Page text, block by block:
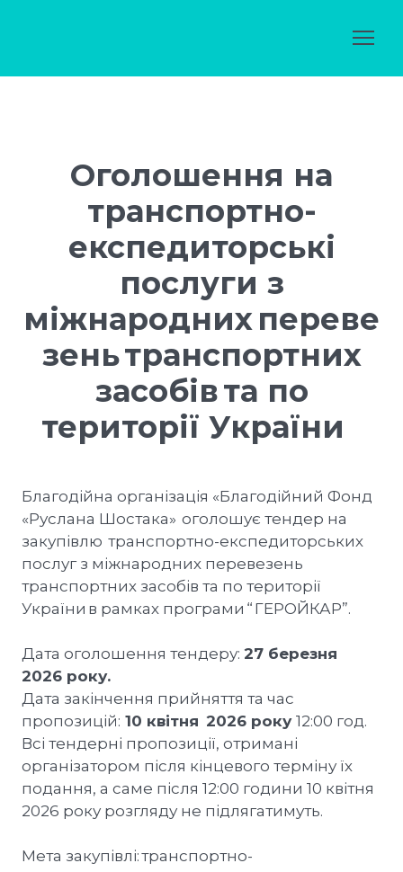
Оголошення на
транспортно-
експедиторські
послуги з
міжнародних переве
зень транспортних
засобів та по
території України
Благодійна організація «Благодійний Фонд
«Руслана Шостака» оголошує тендер на
закупівлю транспортно-експедиторських
послуг з міжнародних перевезень
транспортних засобів та по території
України в рамках програми “ ГЕРОЙКАР”.
Дата оголошення тендеру: 27 березня
2026 року.
Дата закінчення прийняття та час
пропозицій: 10 квітня 2026 року 12:00 год.
Всі тендерні пропозиції, отримані
організатором після кінцевого терміну їх
подання, а саме після 12:00 години 10 квітня
2026 року розгляду не підлягатимуть.
Мета закупівлі: транспортно-